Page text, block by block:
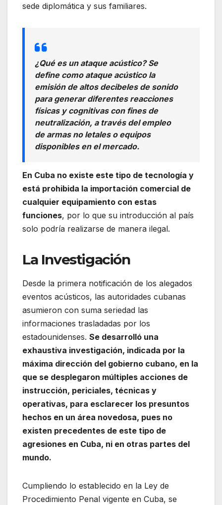
sede diplomática y sus familiares.
¿Qué es un ataque acústico? Se
define como ataque acústico la
emisión de altos decibeles de sonido
para generar diferentes reacciones
físicas y cognitivas con fines de
neutralización, a través del empleo
de armas no letales o equipos
disponibles en el mercado.
En Cuba no existe este tipo de tecnología y
está prohibida la importación comercial de
cualquier equipamiento con estas
funciones, por lo que su introducción al país
solo podría realizarse de manera ilegal.
La Investigación
Desde la primera notificación de los alegados
eventos acústicos, las autoridades cubanas
asumieron con suma seriedad las
informaciones trasladadas por los
estadounidenses. Se desarrolló una
exhaustiva investigación, indicada por la
máxima dirección del gobierno cubano, en la
que se desplegaron múltiples acciones de
instrucción, periciales, técnicas y
operativas, para esclarecer los presuntos
hechos en un área novedosa, pues no
existen precedentes de este tipo de
agresiones en Cuba, ni en otras partes del
mundo.
Cumpliendo lo establecido en la Ley de
Procedimiento Penal vigente en Cuba, se